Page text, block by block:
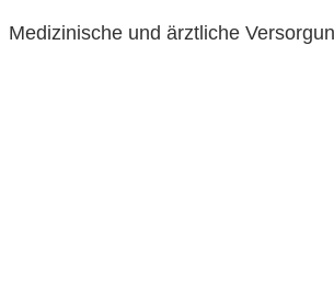
Medizinische und ärztliche